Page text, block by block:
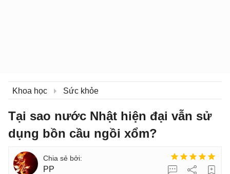
Khoa học Sức khỏe
Tại sao nước Nhật hiện đại vẫn sử
dụng bồn cầu ngồi xổm?
PP